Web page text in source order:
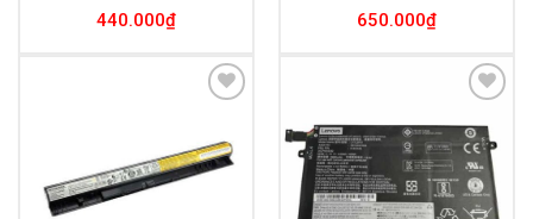
440.000₫
650.000₫
Wishlist